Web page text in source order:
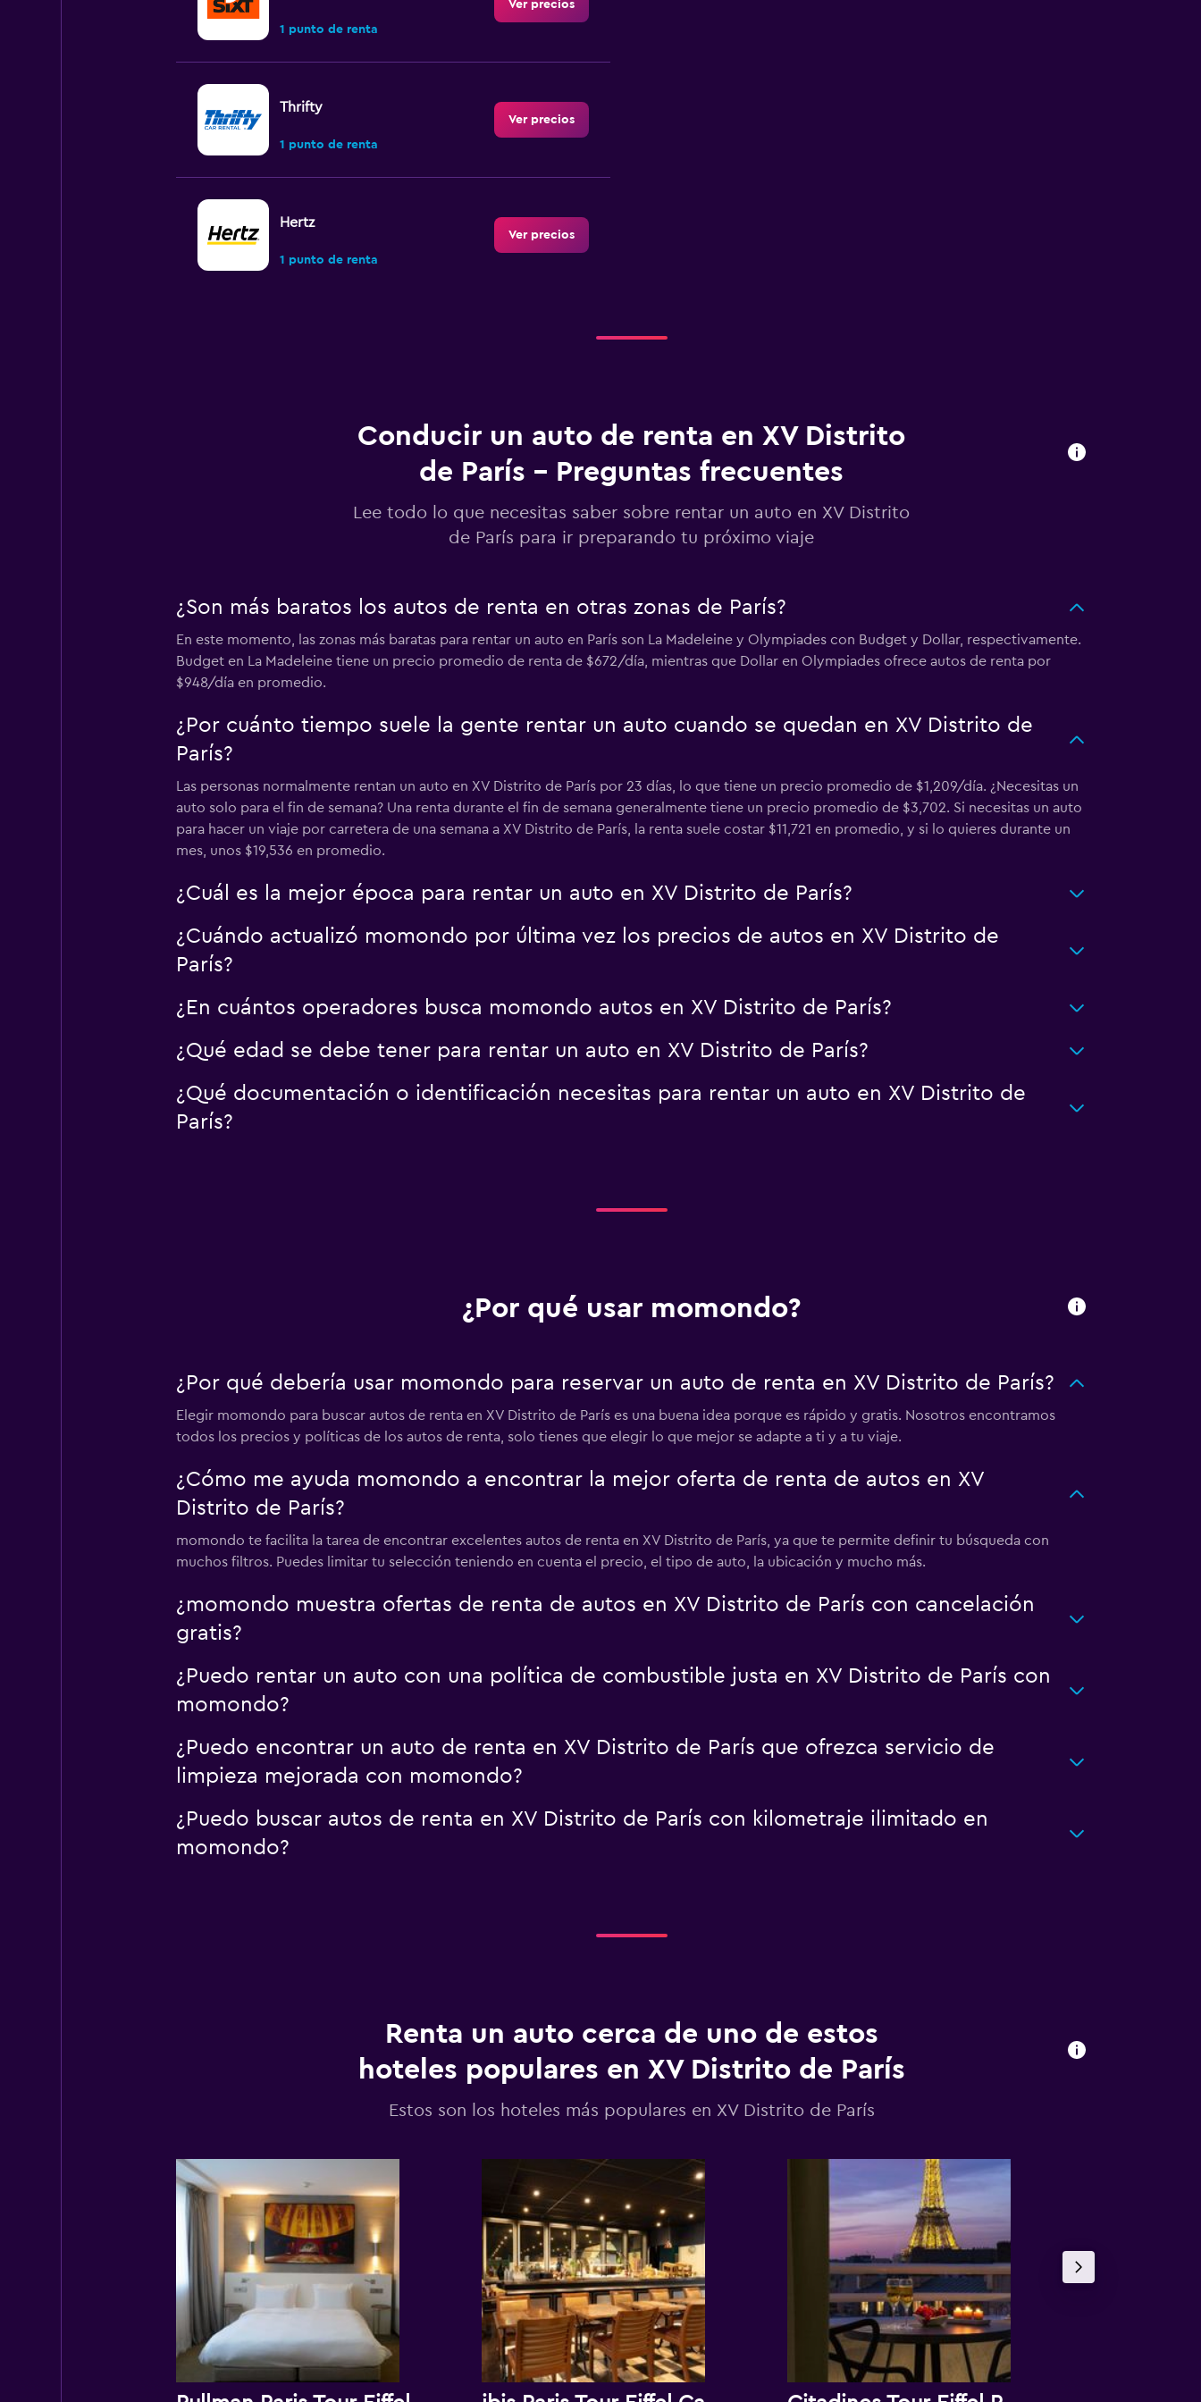
1 punto de renta
Ver precios
Thrifty
1 punto de renta
Ver precios
Hertz
1 punto de renta
Ver precios
Ver precios
1 punto de renta
Virtuo
1 punto de renta
Conducir un auto de renta en XV Distrito
de París - Preguntas frecuentes
Lee todo lo que necesitas saber sobre rentar un auto en XV Distrito
de París para ir preparando tu próximo viaje
¿Son más baratos los autos de renta en otras zonas de París?
En este momento, las zonas más baratas para rentar un auto en París son La Madeleine y Olympiades con Budget y Dollar, respectivamente.
Budget en La Madeleine tiene un precio promedio de renta de $672/día, mientras que Dollar en Olympiades ofrece autos de renta por
$948/día en promedio.
¿Por cuánto tiempo suele la gente rentar un auto cuando se quedan en XV Distrito de
París?
Las personas normalmente rentan un auto en XV Distrito de París por 23 días, lo que tiene un precio promedio de $1,209/día. ¿Necesitas un
auto solo para el fin de semana? Una renta durante el fin de semana generalmente tiene un precio promedio de $3,702. Si necesitas un auto
para hacer un viaje por carretera de una semana a XV Distrito de París, la renta suele costar $11,721 en promedio, y si lo quieres durante un
mes, unos $19,536 en promedio.
¿Cuál es la mejor época para rentar un auto en XV Distrito de París?
¿Cuándo actualizó momondo por última vez los precios de autos en XV Distrito de
París?
¿En cuántos operadores busca momondo autos en XV Distrito de París?
¿Qué edad se debe tener para rentar un auto en XV Distrito de París?
¿Qué documentación o identificación necesitas para rentar un auto en XV Distrito de
París?
¿Por qué usar momondo?
¿Por qué debería usar momondo para reservar un auto de renta en XV Distrito de París?
Elegir momondo para buscar autos de renta en XV Distrito de París es una buena idea porque es rápido y gratis. Nosotros encontramos
todos los precios y políticas de los autos de renta, solo tienes que elegir lo que mejor se adapte a ti y a tu viaje.
¿Cómo me ayuda momondo a encontrar la mejor oferta de renta de autos en XV
Distrito de París?
momondo te facilita la tarea de encontrar excelentes autos de renta en XV Distrito de París, ya que te permite definir tu búsqueda con
muchos filtros. Puedes limitar tu selección teniendo en cuenta el precio, el tipo de auto, la ubicación y mucho más.
¿momondo muestra ofertas de renta de autos en XV Distrito de París con cancelación
gratis?
¿Puedo rentar un auto con una política de combustible justa en XV Distrito de París con
momondo?
¿Puedo encontrar un auto de renta en XV Distrito de París que ofrezca servicio de
limpieza mejorada con momondo?
¿Puedo buscar autos de renta en XV Distrito de París con kilometraje ilimitado en
momondo?
Renta un auto cerca de uno de estos
hoteles populares en XV Distrito de París
Estos son los hoteles más populares en XV Distrito de París